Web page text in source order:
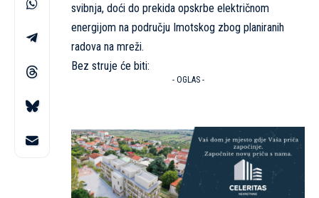
svibnja, doći do prekida opskrbe električnom
energijom na području Imotskog zbog planiranih
radova na mreži.
Bez struje će biti:
- OGLAS -